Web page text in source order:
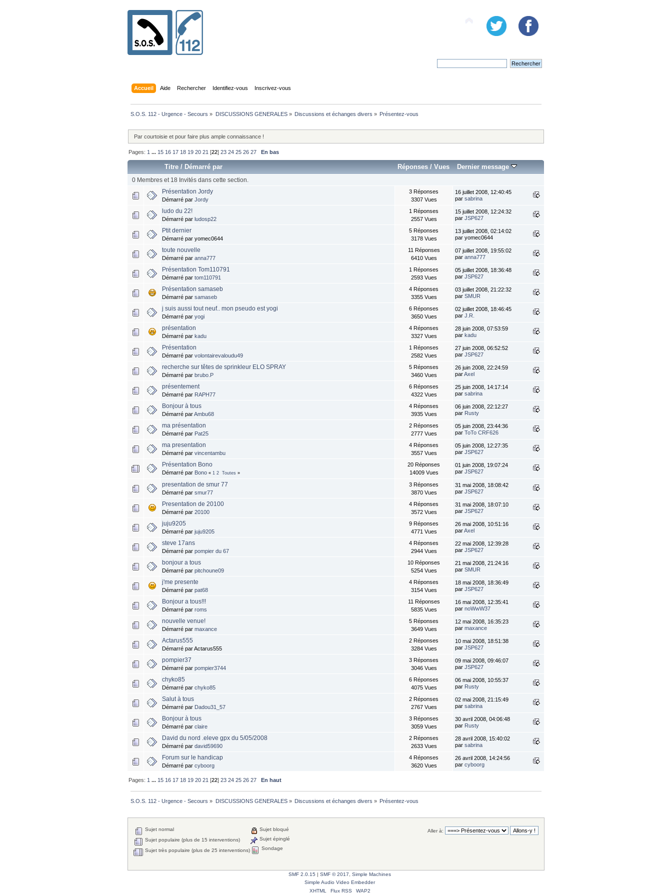
Accueil Aide Rechercher Identifiez-vous Inscrivez-vous
S.O.S. 112 - Urgence - Secours » DISCUSSIONS GENERALES» Discussions et échanges divers » Présentez-vous
Par courtoisie et pour faire plus ample connaissance !
Pages: 1 ... 15 16 17 18 19 20 21 [22]23 24 25 26 27 En bas
Titre / Démarré par Réponses /Vues Dernier message
0 Membres et 18 Invités dans cette section.
Présentation Jordy
Démarré parJordy
3 Réponses
3307 Vues
16 juillet 2008, 12:40:45
parsabrina
ludo du 22!
Démarré parludosp22
1 Réponses
2557 Vues
15 juillet 2008, 12:24:32
parJSP627
Ptit dernier
Démarré par yomec0644
5 Réponses
3178 Vues
13 juillet 2008, 02:14:02
par yomec0644
toute nouvelle
Démarré paranna777
11 Réponses
6410 Vues
07 juillet 2008, 19:55:02
paranna777
Présentation Tom110791
Démarré partom110791
1 Réponses
2593 Vues
05 juillet 2008, 18:36:48
parJSP627
Présentation samaseb
Démarré parsamaseb
4 Réponses
3355 Vues
03 juillet 2008, 21:22:32
parSMUR
j suis aussi tout neuf.. mon pseudo est yogi
Démarré paryogi
6 Réponses
3650 Vues
02 juillet 2008, 18:46:45
parJ.R.
présentation
Démarré parkadu
4 Réponses
3327 Vues
28 juin 2008, 07:53:59
parkadu
Présentation
Démarré parvolontairevaloudu49
1 Réponses
2582 Vues
27 juin 2008, 06:52:52
parJSP627
recherche sur têtes de sprinkleur ELO SPRAY
Démarré parbrubo.P
5 Réponses
3460 Vues
26 juin 2008, 22:24:59
parAxel
présentement
Démarré par RAPH77
6 Réponses
4322 Vues
25 juin 2008, 14:17:14
parsabrina
Bonjour à tous
Démarré parAmbu68
4 Réponses
3935 Vues
06 juin 2008, 22:12:27
par Rusty
ma présentation
Démarré par Pat25
2 Réponses
2777 Vues
05 juin 2008, 23:44:36
parToTo CRF626
ma presentation
Démarré parvincentambu
4 Réponses
3557 Vues
05 juin 2008, 12:27:35
parJSP627
Présentation Bono
Démarré par Bono «1 2 Toutes »
20 Réponses
14009 Vues
01 juin 2008, 19:07:24
parJSP627
presentation de smur 77
Démarré parsmur77
3 Réponses
3870 Vues
31 mai 2008, 18:08:42
parJSP627
Presentation de 20100
Démarré par20100
4 Réponses
3572 Vues
31 mai 2008, 18:07:10
parJSP627
juju9205
Démarré parjuju9205
9 Réponses
4771 Vues
26 mai 2008, 10:51:16
parAxel
steve 17ans
Démarré parpompier du 67
4 Réponses
2944 Vues
22 mai 2008, 12:39:28
parJSP627
bonjour a tous
Démarré parpitchoune09
10 Réponses
5254 Vues
21 mai 2008, 21:24:16
parSMUR
j'me presente
Démarré parpat68
4 Réponses
3154 Vues
18 mai 2008, 18:36:49
parJSP627
Bonjour a tous!!!
Démarré parroms
11 Réponses
5835 Vues
16 mai 2008, 12:35:41
parnoWwW37
nouvelle venue!
Démarré parmaxance
5 Réponses
3649 Vues
12 mai 2008, 16:35:23
parmaxance
Actarus555
Démarré par Actarus555
2 Réponses
3284 Vues
10 mai 2008, 18:51:38
parJSP627
pompier37
Démarré parpompier3744
3 Réponses
3046 Vues
09 mai 2008, 09:46:07
parJSP627
chyko85
Démarré parchyko85
6 Réponses
4075 Vues
06 mai 2008, 10:55:37
par Rusty
Salut à tous
Démarré par Dadou31_57
2 Réponses
2767 Vues
02 mai 2008, 21:15:49
parsabrina
Bonjour à tous
Démarré parclaire
3 Réponses
3059 Vues
30 avril 2008, 04:06:48
par Rusty
David du nord .eleve gpx du 5/05/2008
Démarré pardavid59690
2 Réponses
2633 Vues
28 avril 2008, 15:40:02
parsabrina
Forum sur le handicap
Démarré parcyboorg
4 Réponses
3620 Vues
26 avril 2008, 14:24:56
parcyboorg
Pages: 1 ... 15 16 17 18 19 20 21 [22]23 24 25 26 27 En haut
S.O.S. 112 - Urgence - Secours » DISCUSSIONS GENERALES» Discussions et échanges divers » Présentez-vous
Aller à:
Sujet normal
Sujet populaire (plus de 15 interventions)
Sujet très populaire (plus de 25 interventions)
Sujet bloqué
Sujet épinglé
Sondage
SMF 2.0.15 | SMF © 2017
Simple Machines
Simple Audio Video Embedder
XHTML
Flux RSS WAP2